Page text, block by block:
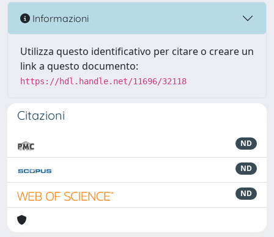
Informazioni
Utilizza questo identificativo per citare o creare un
link a questo documento:
https://hdl.handle.net/11696/32118
Citazioni
ND
ND
ND